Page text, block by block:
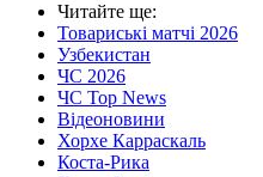
Читайте ще:
Товариські матчі 2026
Узбекистан
ЧС 2026
ЧС Top News
Відеоновини
Хорхе Карраскаль
Коста-Рика